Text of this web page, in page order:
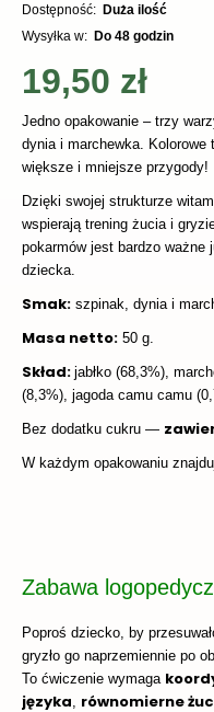
Dostępność:
duża ilość
Wysyłka w:
do 48 godzin
19,50 zł
Jedno opakowanie – trzy
dynia i marchewka. Kolorowe
większe i mniejsze przygody!
Dzięki swojej strukturze
wspierają trening żucia i
pokarmów jest bardzo
dziecka.
Smak: szpinak, dynia i
Masa netto: 50 g.
Skład: jabłko (68,3%),
(8,3%), jagoda camu camu
Bez dodatku cukru —
W każdym opakowaniu
Zabawa
Poproś dziecko, by
gryzło go naprzemiennie po
To ćwiczenie wymaga
języka równomierne